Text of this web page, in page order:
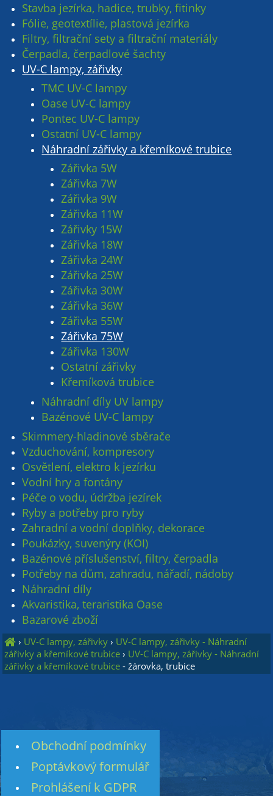
Stavba jezírka, hadice, trubky, fitinky
Fólie, geotextílie, plastová jezírka
Filtry, filtrační sety a filtrační materiály
Čerpadla, čerpadlové šachty
UV-C lampy, zářivky
TMC UV-C lampy
Oase UV-C lampy
Pontec UV-C lampy
Ostatní UV-C lampy
Náhradní zářivky a křemíkové trubice
Zářivka 5W
Zářivka 7W
Zářivka 9W
Zářivka 11W
Zářivky 15W
Zářivka 18W
Zářivka 24W
Zářivka 25W
Zářivka 30W
Zářivka 36W
Zářivka 55W
Zářivka 75W
Zářivka 130W
Ostatní zářivky
Křemíková trubice
Náhradní díly UV lampy
Bazénové UV-C lampy
Skimmery-hladinové sběrače
Vzduchování, kompresory
Osvětlení, elektro k jezírku
Vodní hry a fontány
Péče o vodu, údržba jezírek
Ryby a potřeby pro ryby
Zahradní a vodní doplňky, dekorace
Poukázky, suvenýry (KOI)
Bazénové příslušenství, filtry, čerpadla
Potřeby na dům, zahradu, nářadí, nádoby
Náhradní díly
Akvaristika, teraristika Oase
Bazarové zboží
› UV-C lampy, zářivky › UV-C lampy, zářivky - Náhradní
zářivky a křemíkové trubice › UV-C lampy, zářivky - Náhradní
zářivky a křemíkové trubice - žárovka, trubice
Obchodní podmínky
Poptávkový formulář
Prohlášení k GDPR